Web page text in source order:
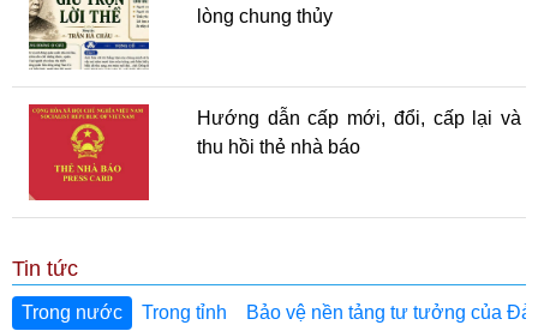
lòng chung thủy
Hướng dẫn cấp mới, đổi, cấp lại và
thu hồi thẻ nhà báo
Tin tức
Trong nước Trong tỉnh Bảo vệ nền tảng tư tưởng của